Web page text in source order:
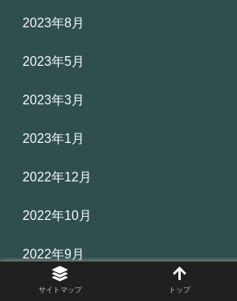
2023年8月
2023年5月
2023年3月
2023年1月
2022年12月
2022年10月
2022年9月
2022年8月
サイトマップ トップ